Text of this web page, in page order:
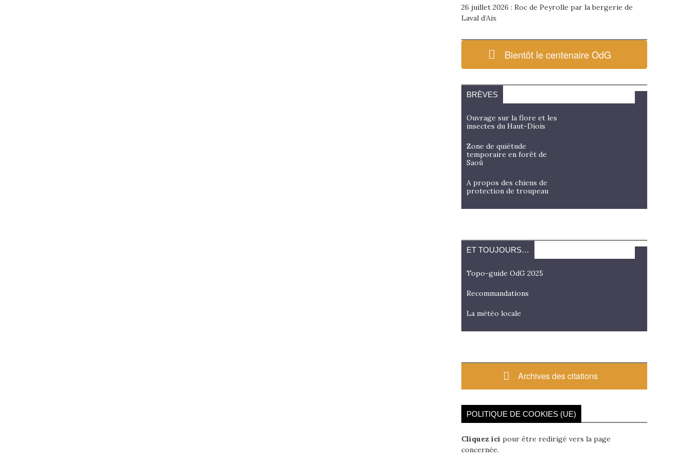
26 juillet 2026 : Roc de Peyrolle par la bergerie de
Laval d’Aix
Bientôt le centenaire OdG
BRÈVES
Ouvrage sur la flore et les
insectes du Haut-Diois
Zone de quiétude
temporaire en forêt de
Saoû
A propos des chiens de
protection de troupeau
ET TOUJOURS…
Topo-guide OdG 2025
Recommandations
La météo locale
Archives des citations
POLITIQUE DE COOKIES (UE)
Cliquez ici pour être redirigé vers la page
concernée.